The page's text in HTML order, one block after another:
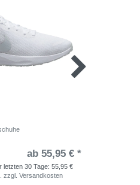
ab 55,95 € *
letzten 30 Tage: 55,95 €
zzgl. Versandkosten